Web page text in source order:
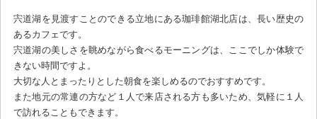
宍道湖を見渡すことのできる立地にある珈琲館湖北店は、長い歴史の
あるカフェです。
宍道湖の美しさを眺めながら食べるモーニングは、ここでしか体験で
きない時間ですよ。
大切な人とまったりとした朝食を楽しめるのでおすすめです。
また地元の常連の方など１人で来店される方も多いため、気軽に１人
で訪れることもできます。